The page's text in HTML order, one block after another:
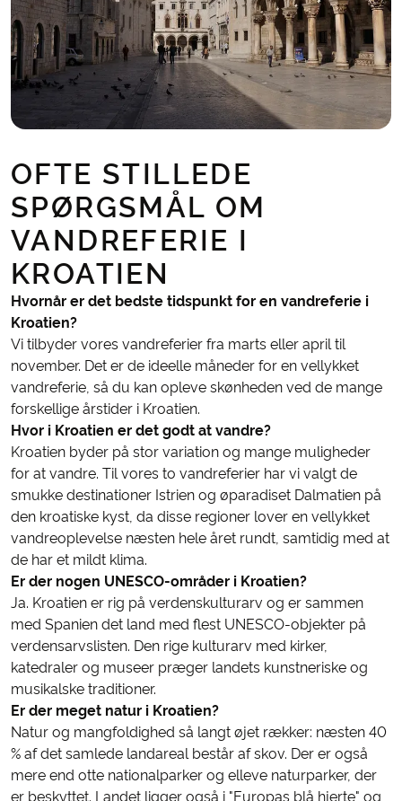
OFTE STILLEDE
SPØRGSMÅL OM
VANDREFERIE I
KROATIEN
Hvornår er det bedste tidspunkt for en vandreferie i
Kroatien?
Vi tilbyder vores vandreferier fra marts eller april til
november. Det er de ideelle måneder for en vellykket
vandreferie, så du kan opleve skønheden ved de mange
forskellige årstider i Kroatien.
Hvor i Kroatien er det godt at vandre?
Kroatien byder på stor variation og mange muligheder
for at vandre. Til vores to vandreferier har vi valgt de
smukke destinationer Istrien og øparadiset Dalmatien på
den kroatiske kyst, da disse regioner lover en vellykket
vandreoplevelse næsten hele året rundt, samtidig med at
de har et mildt klima.
Er der nogen UNESCO-områder i Kroatien?
Ja. Kroatien er rig på verdenskulturarv og er sammen
med Spanien det land med flest UNESCO-objekter på
verdensarvslisten. Den rige kulturarv med kirker,
katedraler og museer præger landets kunstneriske og
musikalske traditioner.
Er der meget natur i Kroatien?
Natur og mangfoldighed så langt øjet rækker: næsten 40
% af det samlede landareal består af skov. Der er også
mere end otte nationalparker og elleve naturparker, der
er beskyttet. Landet ligger også i "Europas blå hjerte" og